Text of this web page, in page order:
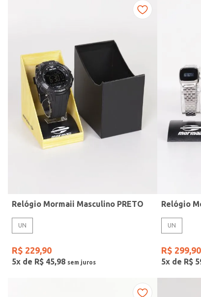
Modelo de Pulseira
Vendido Por
Relógio Mormaii Masculino PRETO
UN
R$ 229,90
5x de R$ 45,98
Relógio
UN
R$ 299,90
5x de R$